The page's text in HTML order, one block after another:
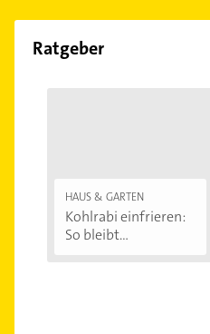
Ratgeber
HAUS & GARTEN
Kohlrabi einfrieren:
So bleibt...